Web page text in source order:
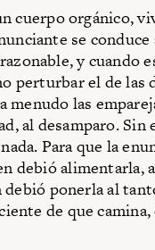
cuerpo orgánico,
se
y cuando
perturbar el de las
menudo las
al desamparo. Sin
Para que la
debió alimentarla,
ponerla al
de que camina,